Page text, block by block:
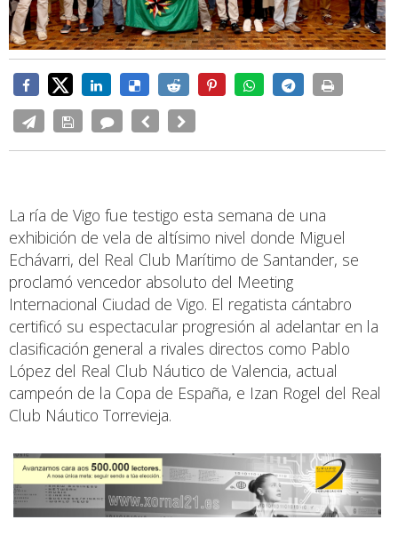
La ría de Vigo fue testigo esta semana de una
exhibición de vela de altísimo nivel donde Miguel
Echávarri, del Real Club Marítimo de Santander, se
proclamó vencedor absoluto del Meeting
Internacional Ciudad de Vigo. El regatista cántabro
certificó su espectacular progresión al adelantar en la
clasificación general a rivales directos como Pablo
López del Real Club Náutico de Valencia, actual
campeón de la Copa de España, e Izan Rogel del Real
Club Náutico Torrevieja.